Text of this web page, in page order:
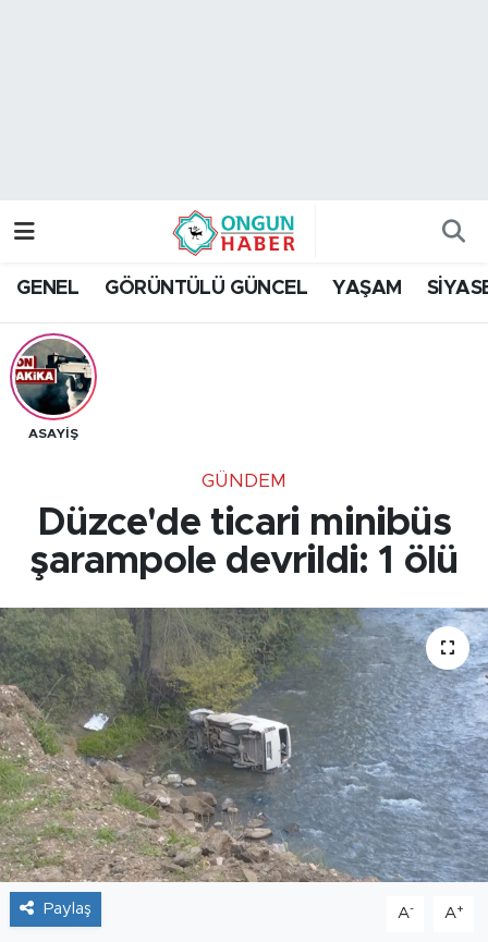
GENEL GÖRÜNTÜLÜ GÜNCEL YAŞAM
ASAYİŞ
GÜNDEM
Düzce'de ticari minibüs
şarampole devrildi: 1 ölü
Paylaş A- A+
Trafik Durumu
Tüm Manşetler
Son Dakika Haberleri